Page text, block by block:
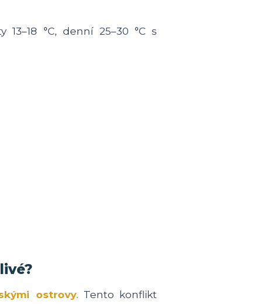
°C, denní 25–30 °C s
ostrovy. Tento konflikt